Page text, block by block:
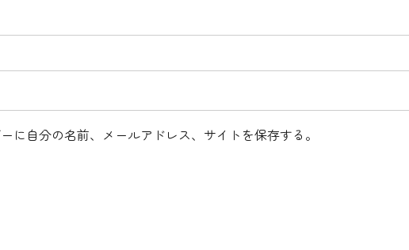
に自分の名前、メールアドレス、サイトを保存する。